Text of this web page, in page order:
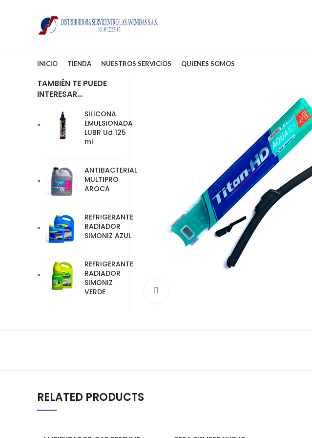
INICIO TIENDA NUESTROS SERVICIOS QUIENES SOMOS
TAMBIÉN TE PUEDE
INTERESAR…
SILICONA
EMULSIONADA
LUBR Ud 125
ml
ANTIBACTERIAL
MULTIPRO
AROCA
REFRIGERANTE
RADIADOR
SIMONIZ AZUL
REFRIGERANTE
RADIADOR
SIMONIZ
VERDE
RELATED PRODUCTS